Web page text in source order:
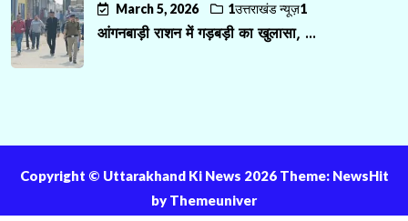
March 5, 2026 1उत्तराखंड न्यूज़1
आंगनबाड़ी राशन में गड़बड़ी का खुलासा, ...
Copyright ©️ Uttarakhand Ki News 2026 Theme: NewsHit
by Themeuniver